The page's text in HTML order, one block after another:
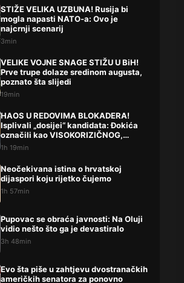
STIŽE VELIKA UZBUNA! Rusija bi
mogla napasti NATO-a: Ovo je
najcrnji scenarij
3min
VELIKE VOJNE SNAGE STIŽU U BiH!
Prve trupe dolaze sredinom augusta,
poznato šta slijedi
19min
HAOS U REDOVIMA BLOKADERA!
Isplivali „dosijei“ kandidata: Đokića
označili kao VISOKORIZIČNOG,
Lompara potpuno precrtali
1h 19min
Neočekivana istina o hrvatskoj
dijaspori koju rijetko čujemo
1h 57min
Pupovac se obraća javnosti: Na Oluji
vidio nešto što ga je devastiralo
3h 48min
Evo šta piše u zahtjevu dvostranačkih
američkih senatora za ponovno